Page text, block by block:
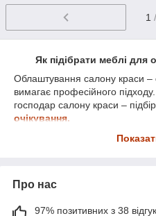
1
Як підібрати меблі для
Облаштування салону краси –
вимагає професійного
господар салону краси – підбір
очікування.
врахувати загальний стиль
стійка, гардеробна, вітрина з
Диванчик повинен мати
Про нас
97% позитивних з 38